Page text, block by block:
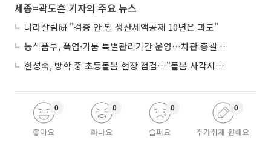
세종=곽도흔 기자의 주요 뉴스
나라살림硏 "검증 안 된 생산세액공제 10년은 과도"
농식품부, 폭염·가뭄 특별관리기간 운영…차관 총괄 대응체계 격상
한성숙, 방학 중 초등돌봄 현장 점검…"돌봄 사각지대 없애야"
좋아요
0
화나요
0
슬퍼요
0
추가취재 원해요
0